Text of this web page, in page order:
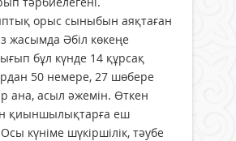
орыс сыныбын аяқтаған
жасымда Әбіл көкеңе
бұл күнде 14 құрсақ
50 немере, 27 шөбере
ана, асыл әжемін. Өткен
қиыншылықтарға еш
күніме шүкіршілік, тәубе